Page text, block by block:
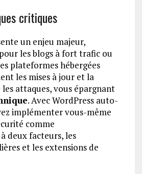
critiques
un enjeu majeur,
les blogs à fort trafic ou
plateformes hébergées
les mises à jour et la
attaques, vous épargnant
. Avec WordPress auto-
implémenter vous-même
comme
deux facteurs, les
et les extensions de